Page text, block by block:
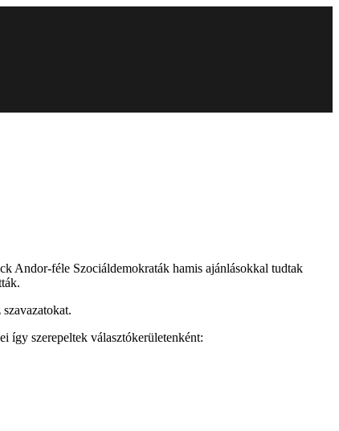
Andor-féle Szociáldemokraták hamis ajánlásokkal tudtak
így szerepeltek választókerületenként: